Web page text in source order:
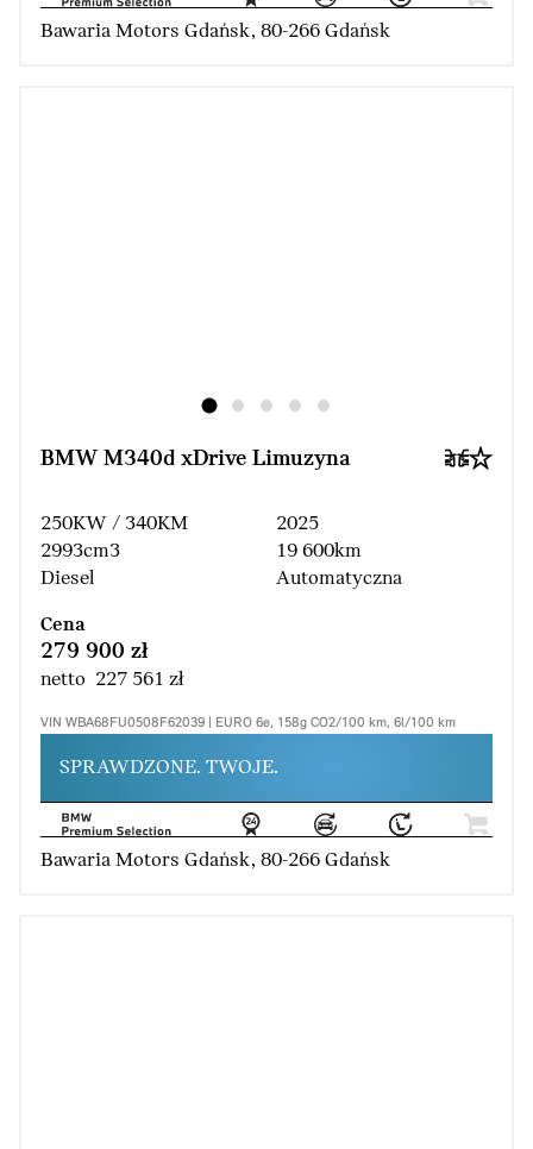
Bawaria Motors Gdańsk, 80-266 Gdańsk
BMW M340d xDrive Limuzyna
250KW / 340KM
2993cm3
Diesel
2025
19 600km
Automatyczna
Cena
279 900 zł
netto 227 561 zł
VIN WBA68FU0508F62039 | EURO 6e, 158g CO2/100 km, 6l/100 km
SPRAWDZONE. TWOJE.
Bawaria Motors Gdańsk, 80-266 Gdańsk